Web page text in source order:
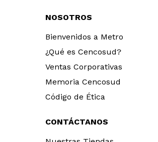
NOSOTROS
Bienvenidos a Metro
¿Qué es Cencosud?
Ventas Corporativas
Memoria Cencosud
Código de Ética
CONTÁCTANOS